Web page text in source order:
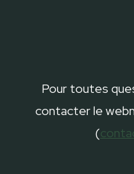
Pour toutes
contacter le
(